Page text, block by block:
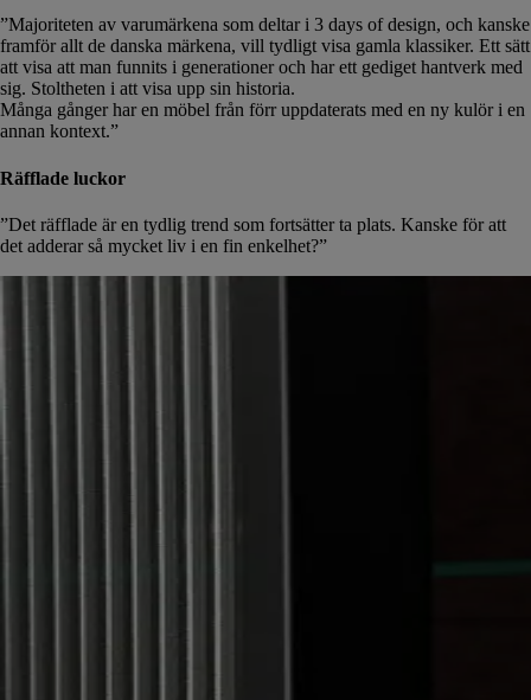
”Majoriteten av varumärkena som deltar i 3 days of design, och kanske
framför allt de danska märkena, vill tydligt visa gamla klassiker. Ett sätt
att visa att man funnits i generationer och har ett gediget hantverk med
sig. Stoltheten i att visa upp sin historia.
Många gånger har en möbel från förr uppdaterats med en ny kulör i en
annan kontext.”
Räfflade luckor
”Det räfflade är en tydlig trend som fortsätter ta plats. Kanske för att
det adderar så mycket liv i en fin enkelhet?”